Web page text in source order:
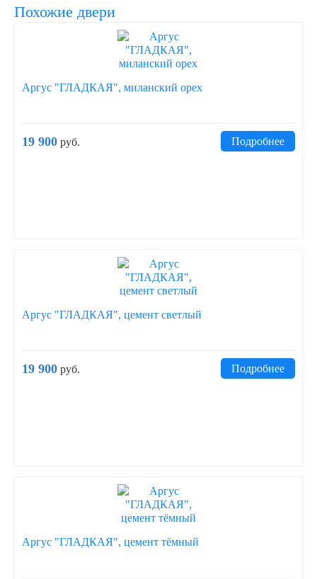
Похожие двери
Аргус "ГЛАДКАЯ", миланский орех
19 900 руб. Подробнее
Аргус "ГЛАДКАЯ", цемент светлый
19 900 руб. Подробнее
Аргус "ГЛАДКАЯ", цемент тёмный